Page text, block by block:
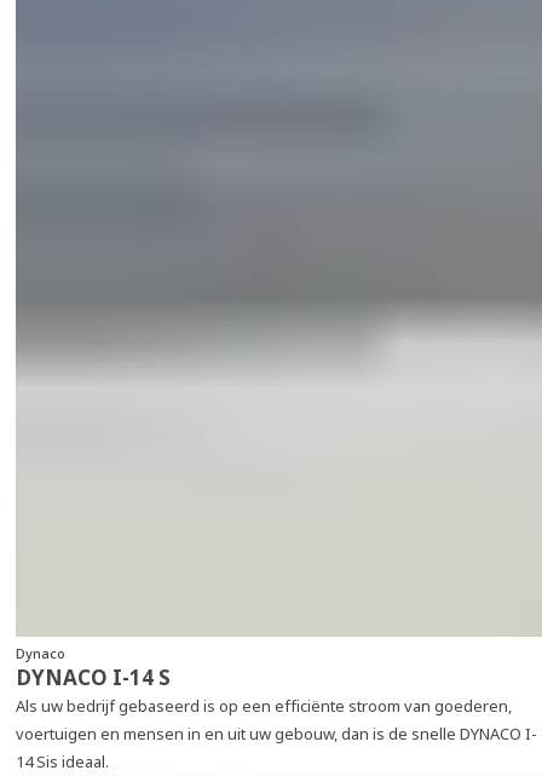
Dynaco
DYNACO I-14 S
Als uw bedrijf gebaseerd is op een efficiënte stroom van goederen,
voertuigen en mensen in en uit uw gebouw, dan is de snelle DYNACO I-
14 Sis ideaal.